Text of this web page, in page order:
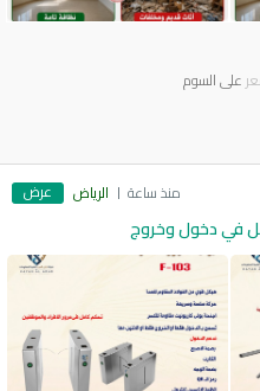
على السوم
منذ ساعة الرياض عرض
في دخول وخروج